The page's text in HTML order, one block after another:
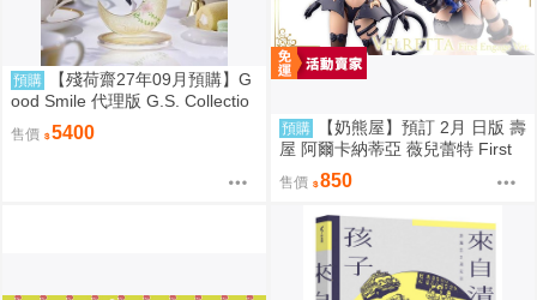
預購
【殘荷齋27年09月預購】G
ood Smile 代理版 G.S. Collectio
n 蔚藍檔案 Blue Archive 渚 ～花
香微笑～ 1/7 PVC完成品 0923
售價 5400 預購
【奶熊屋】預訂 2月 日版 壽
屋 阿爾卡納蒂亞 薇兒蕾特 First
Engage 一般版 組裝模型 0816
售價 850